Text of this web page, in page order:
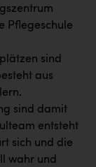
Pflegeschule
sind
aus
sind damit
entsteht
sich und die
wahr und